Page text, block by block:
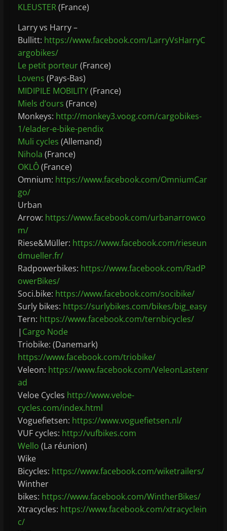
KLEUSTER(France)
Larry vs Harry –
Bullitt: https://www.facebook.com/LarryVsHarryC
argobikes/
Le petit porteur(France)
Lovens (Pays-Bas)
MIDIPILE MOBILITY(France)
Miels d’ours (France)
Monkeys: http://monkey3.voog.com/cargobikes-
1/elader-e-bike-pendix
Muli cycles (Allemand)
Nihola (France)
OKLÔ(France)
Omnium: https://www.facebook.com/OmniumCar
go/
Urban
Arrow: https://www.facebook.com/urbanarrowco
m/
Riese&Müller: https://www.facebook.com/rieseun
dmueller.fr/
Radpowerbikes: https://www.facebook.com/RadP
owerBikes/
Soci.bike: https://www.facebook.com/socibike/
Surly bikes: https://surlybikes.com/bikes/big_easy
Tern: https://www.facebook.com/ternbicycles/
| Cargo Node
Triobike: (Danemark)
https://www.facebook.com/triobike/
Veleon: https://www.facebook.com/VeleonLastenr
ad
Veloe Cycles http://www.veloe-
cycles.com/index.html
Voguefietsen: https://www.voguefietsen.nl/
VUF cycles: http://vufbikes.com
Wello (La réunion)
Wike
Bicycles: https://www.facebook.com/wiketrailers/
Winther
bikes: https://www.facebook.com/WintherBikes/
Xtracycles: https://www.facebook.com/xtracyclein
c/